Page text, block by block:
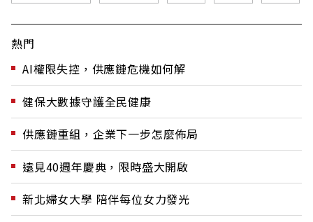
熱門
AI權限失控，供應鏈危機如何解
健保大數據守護全民健康
供應鏈重組，企業下一步怎麼佈局
遠見40週年慶典，限時盛大開啟
新北婦女大學 陪伴每位女力發光